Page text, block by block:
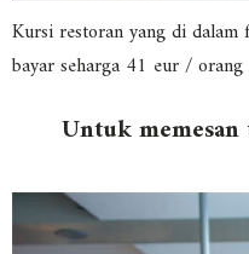
Kursi restoran yang di
bayar seharga 41 eur / orang
Untuk